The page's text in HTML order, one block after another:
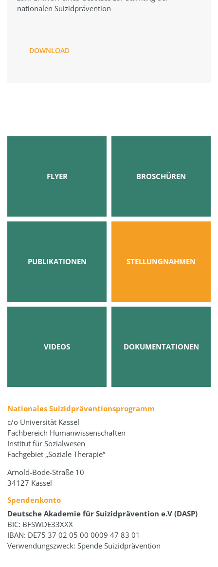
nationalen Suizidprävention
DOWNLOAD
FLYER BROSCHÜREN
PUBLIKATIONEN STELLUNGNAHMEN
VIDEOS DOKUMENTATIONEN
Nationales Suizidpräventionsprogramm
c/o Universität Kassel
Fachbereich Humanwissenschaften
Institut für Sozialwesen
Fachgebiet „Soziale Therapie“
Arnold-Bode-Straße 10
34127 Kassel
Spendenkonto
Deutsche Akademie für Suizidprävention e.V (DASP)
BIC: BFSWDE33XXX
IBAN: DE75 37 02 05 00 0009 47 83 01
Verwendungszweck: Spende Suizidprävention